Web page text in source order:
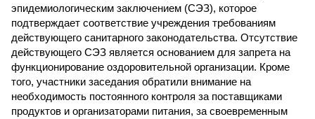
эпидемиологическим заключением (СЭЗ), которое
подтверждает соответствие учреждения требованиям
действующего санитарного законодательства. Отсутствие
действующего СЭЗ является основанием для запрета на
функционирование оздоровительной организации. Кроме
того, участники заседания обратили внимание на
необходимость постоянного контроля за поставщиками
продуктов и организаторами питания, за своевременным